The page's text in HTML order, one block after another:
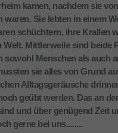
kamen, nachdem sie
Sie lebten in einem
schüchtern, ihre Krallen
Mittlerweile sind beide
Menschen als auch
sie alles von Grund
Alltagsgeräusche
geübt werden. Das an
und über genügend Zeit
gerne bei uns........